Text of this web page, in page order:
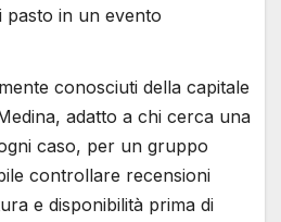
in un evento
conosciuti della capitale
adatto a chi cerca una
caso, per un gruppo
controllare recensioni
e disponibilità prima di